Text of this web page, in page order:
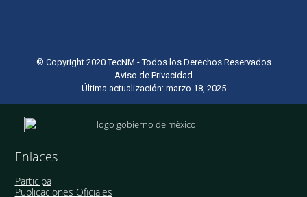
© Copyright 2020 TecNM - Todos los Derechos Reservados
Aviso de Privacidad
Última actualización: marzo 18, 2025
Enlaces
Participa
Publicaciones Oficiales